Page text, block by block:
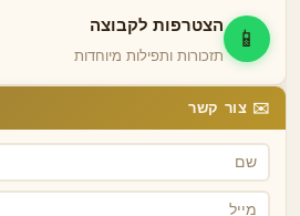
📱
הצטרפות לקבוצה
תזכורות ותפילות מיוחדות
✉️ צור קשר